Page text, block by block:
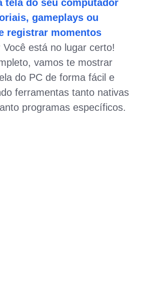
tela do seu computador
gameplays ou
registrar momentos
Você está no lugar certo!
vamos te mostrar
do PC de forma fácil e
ferramentas tanto nativas
programas específicos.